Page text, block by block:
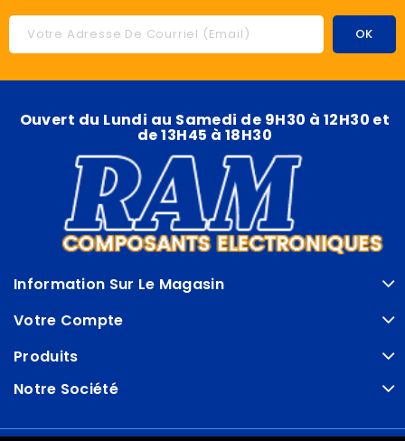
Ouvert du Lundi au Samedi de 9H30 à 12H30 et
de 13H45 à 18H30
Information Sur Le Magasin
Votre Compte
Produits
Notre Société